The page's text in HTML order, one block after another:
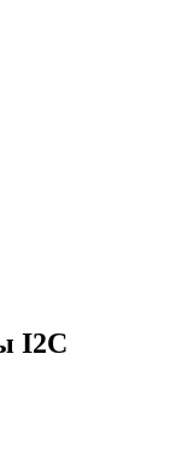
I2C